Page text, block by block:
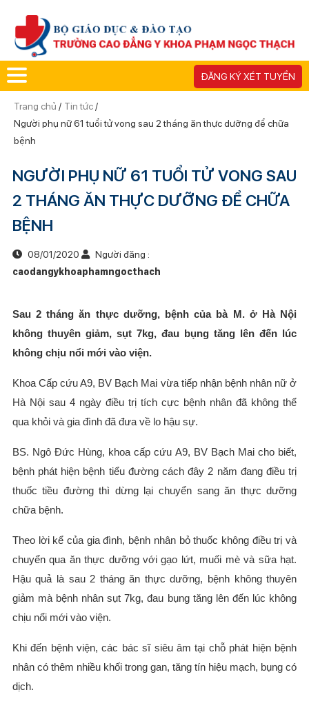
ĐĂNG KÝ XÉT TUYỂN
Trang chủ / Tin tức/
Người phụ nữ 61 tuổi tử vong sau 2 tháng ăn thực dưỡng để chữa
bệnh
NGƯỜI PHỤ NỮ 61 TUỔI TỬ VONG SAU
2 THÁNG ĂN THỰC DƯỠNG ĐỂ CHỮA
BỆNH
08/01/2020
Người đăng :
caodangykhoaphamngocthach
Sau 2 tháng ăn thực dưỡng, bệnh của bà M. ở Hà Nội
không thuyên giảm, sụt 7kg, đau bụng tăng lên đến lúc
không chịu nổi mới vào viện.
Khoa Cấp cứu A9, BV Bạch Mai vừa tiếp nhận bệnh nhân nữ ở
Hà Nội sau 4 ngày điều trị tích cực bệnh nhân đã không thể
qua khỏi và gia đình đã đưa về lo hậu sự.
BS. Ngô Đức Hùng, khoa cấp cứu A9, BV Bạch Mai cho biết,
bệnh phát hiện bệnh tiểu đường cách đây 2 năm đang điều trị
thuốc tiều đường thì dừng lại chuyển sang ăn thực dưỡng
chữa bệnh.
Theo lời kể của gia đình, bệnh nhân bỏ thuốc không điều trị và
chuyển qua ăn thực dưỡng với gạo lứt, muối mè và sữa hạt.
Hậu quả là sau 2 tháng ăn thực dưỡng, bệnh không thuyên
giảm mà bệnh nhân sụt 7kg, đau bụng tăng lên đến lúc không
chịu nổi mới vào viện.
Khi đến bệnh viện, các bác sĩ siêu âm tại chỗ phát hiện bệnh
nhân có thêm nhiều khối trong gan, tăng tín hiệu mạch, bụng có
dịch.